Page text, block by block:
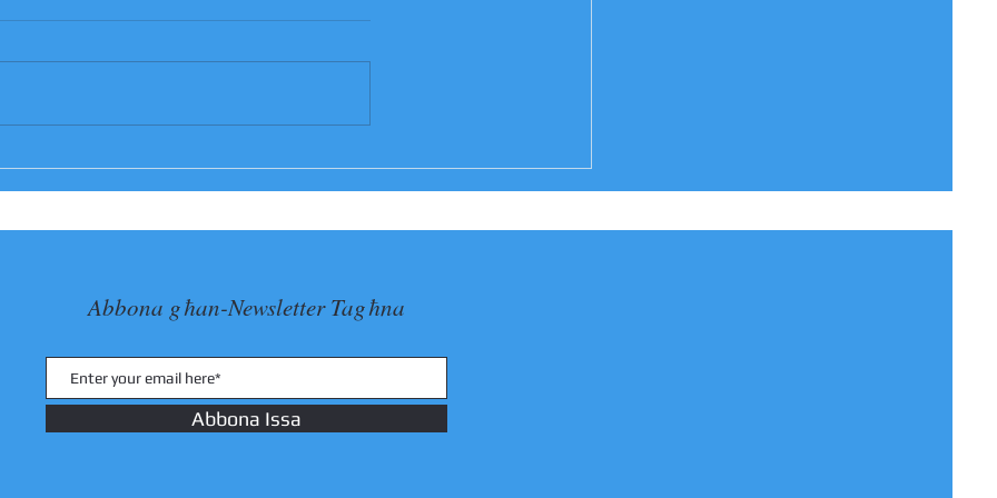
TITULARI tal-
Kuncizzjoni fil-
Abbona għan-Newsletter Tagħna
Abbona Issa